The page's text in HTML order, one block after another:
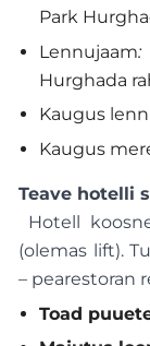
Park
Lennujaam:
Hurghada
Kaugus
Kaugus
Teave hotelli
Hotell
(olemas lift).
– pearestoran
Toad